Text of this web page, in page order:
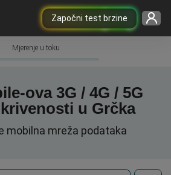
Započni test brzine
Mjerenje u toku
ova 3G / 4G / 5G
u Grčka
mobilna mreža podataka